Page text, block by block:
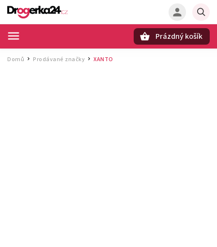
Prázdný košík
Domů / Prodávané značky / XANTO